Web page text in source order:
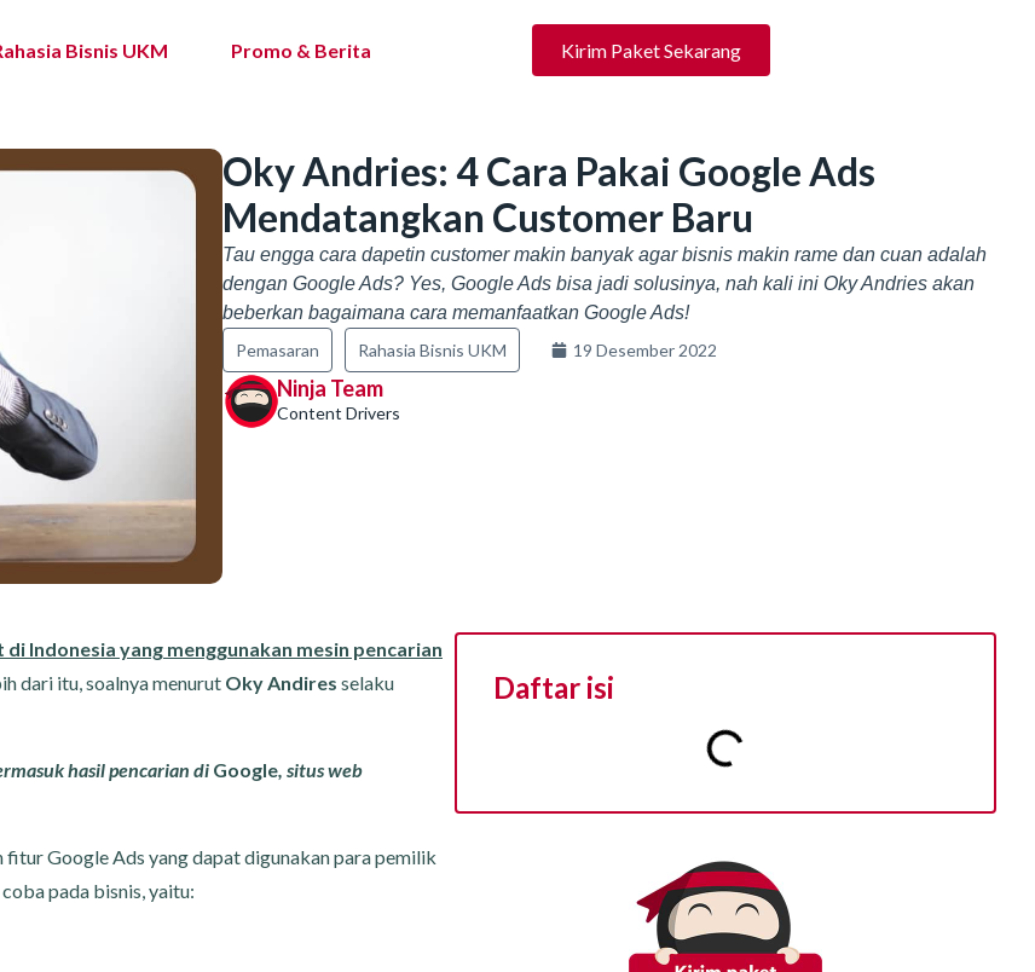
Bisnis UKM Promo & Berita Kirim Paket Sekarang
Oky Andries: 4 Cara Pakai Google Ads
Mendatangkan Customer Baru
Tau engga cara dapetin customer makin banyak agar bisnis makin rame dan cuan adalah
dengan Google Ads? Yes, Google Ads bisa jadi solusinya, nah kali ini Oky Andries akan
beberkan bagaimana cara memanfaatkan Google Ads!
Pemasaran
Rahasia Bisnis UKM 19 Desember 2022
Ninja Team
Content Drivers
Indonesia yang menggunakan mesin pencarian
dari itu, soalnya menurut Oky Andires selaku
hasil pencarian di Google, situs web
fitur Google Ads yang dapat digunakan para pemilik
pada bisnis, yaitu:
Daftar isi